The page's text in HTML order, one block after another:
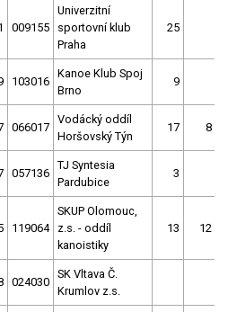
009155
Univerzitní
sportovní klub
Praha
25
103016
Kanoe Klub Spoj
Brno
9
066017
Vodácký oddíl
Horšovský Týn
17 8
057136
TJ Syntesia
Pardubice
3
119064
SKUP Olomouc,
z.s. - oddíl
kanoistiky
13 12
024030
SK Vltava Č.
Krumlov z.s.